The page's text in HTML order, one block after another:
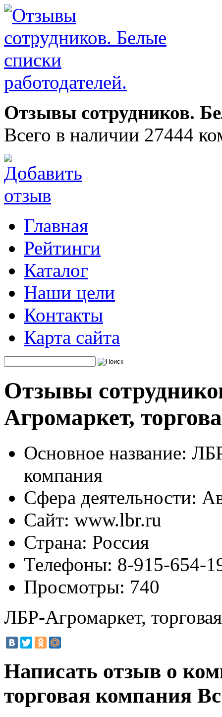
Отзывы сотрудников.
Всего в наличии 27444
Главная
Рейтинги
Каталог
Наши цели
Контакты
Карта сайта
Отзывы
Агромаркет,
Основное название:
компания
Сфера деятельности:
Сайт: www.lbr.ru
Страна: Россия
Телефоны: 8-915-654-
Просмотры: 740
ЛБР-Агромаркет,
Написать отзыв о
торговая компания